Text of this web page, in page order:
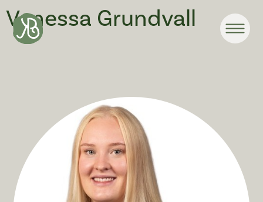
Vanessa Grundvall